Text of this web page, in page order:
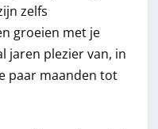
zelfs
groeien met je
jaren plezier van, in
paar maanden tot